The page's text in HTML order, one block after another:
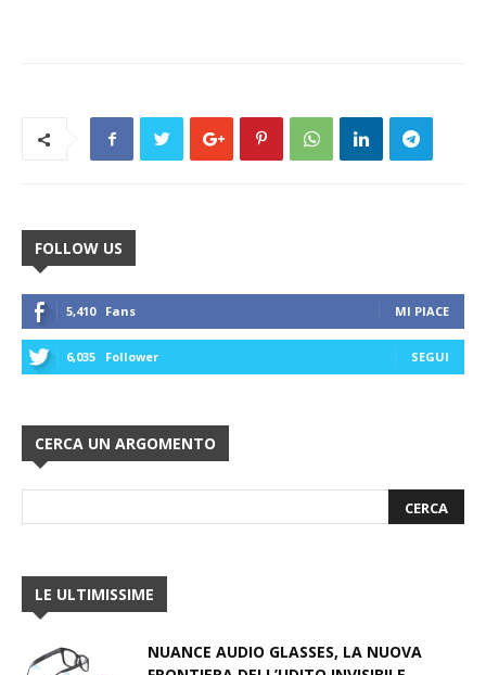
FOLLOW US
5,410 Fans MI PIACE
6,035 Follower SEGUI
CERCA UN ARGOMENTO
LE ULTIMISSIME
NUANCE AUDIO GLASSES, LA NUOVA